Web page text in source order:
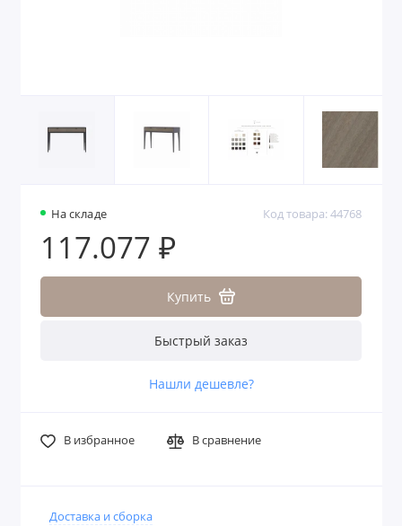
На складе Код товара: 44768
117.077 ₽
Купить
Быстрый заказ
Нашли дешевле?
В избранное В сравнение
Доставка и сборка